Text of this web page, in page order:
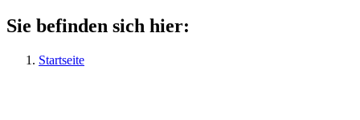
Sie befinden sich hier:
Startseite